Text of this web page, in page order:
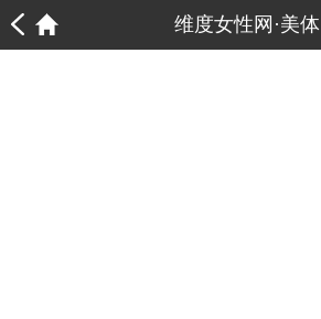
维度女性网·美体
1 1